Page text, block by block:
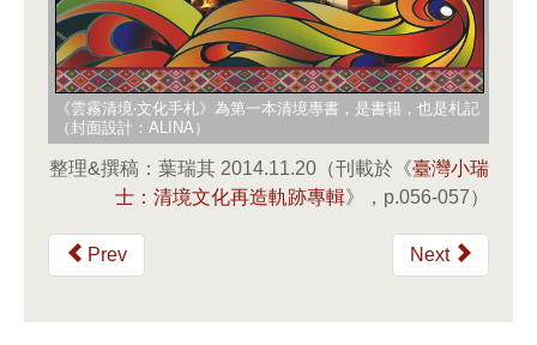
《雲霧清境‧文化手札》為第一本清境專書，是書籍，也是札記
（封面設計：ALINA）
整理&撰稿：葉瑞其 2014.11.20（刊載於《臺灣小瑞
士：清境文化再造軌跡專輯》，p.056-057）
Prev Next